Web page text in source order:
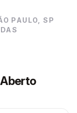
PAULO, SP